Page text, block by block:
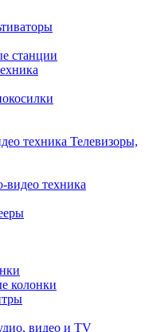
станции
Телевизоры,
видео техника
колонки
видео и TV